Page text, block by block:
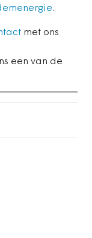
.
met ons
een van de